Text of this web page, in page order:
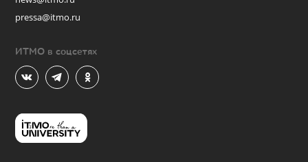
pressa@itmo.ru
ИТМО в соцсетях